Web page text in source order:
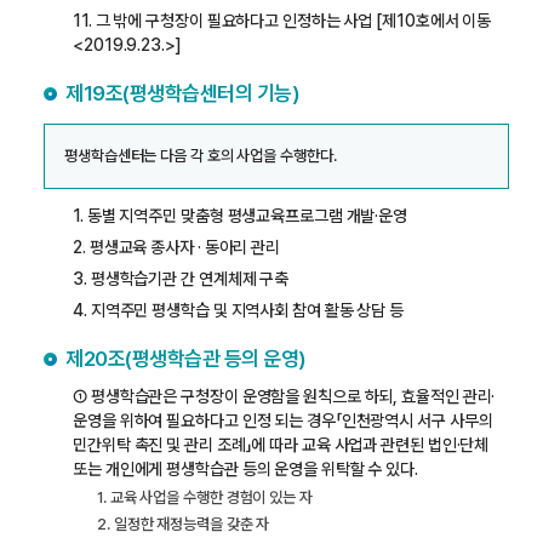
11. 그 밖에 구청장이 필요하다고 인정하는 사업 [제10호에서 이동
<2019.9.23.>]
제19조(평생학습센터의 기능)
평생학습센터는 다음 각 호의 사업을 수행한다.
1. 동별 지역주민 맞춤형 평생교육프로그램 개발·운영
2. 평생교육 종사자 · 동아리 관리
3. 평생학습기관 간 연계체제 구축
4. 지역주민 평생학습 및 지역사회 참여 활동 상담 등
제20조(평생학습관 등의 운영)
① 평생학습관은 구청장이 운영함을 원칙으로 하되, 효율적인 관리·
운영을 위하여 필요하다고 인정 되는 경우「인천광역시 서구 사무의
민간위탁 촉진 및 관리 조례」에 따라 교육 사업과 관련된 법인·단체
또는 개인에게 평생학습관 등의 운영을 위탁할 수 있다.
1. 교육 사업을 수행한 경험이 있는 자
2. 일정한 재정능력을 갖춘 자